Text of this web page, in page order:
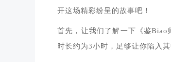
开这场精彩纷呈的故事吧！
首先，让我们了解一下《鉴
时长约为3小时，足够让你陷入其